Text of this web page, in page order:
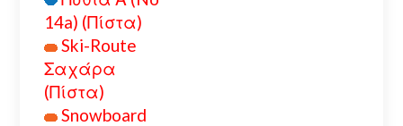
14a) (Πίστα)
Ski-Route
Σαχάρα
(Πίστα)
Snowboard